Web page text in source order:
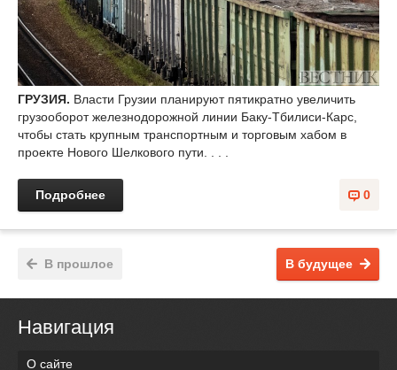
ГРУЗИЯ. Власти Грузии планируют пятикратно увеличить
грузооборот железнодорожной линии Баку-Тбилиси-Карс,
чтобы стать крупным транспортным и торговым хабом в
проекте Нового Шелкового пути. . . .
0
Подробнее
В будущее
В прошлое
Навигация
О сайте